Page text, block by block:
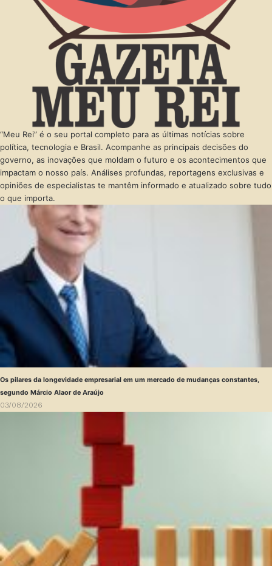
“Meu Rei” é o seu portal completo para as últimas notícias sobre
política, tecnologia e Brasil. Acompanhe as principais decisões do
governo, as inovações que moldam o futuro e os acontecimentos que
impactam o nosso país. Análises profundas, reportagens exclusivas e
opiniões de especialistas te mantêm informado e atualizado sobre tudo
o que importa.
Os pilares da longevidade empresarial em um mercado de mudanças constantes,
segundo Márcio Alaor de Araújo
03/08/2026